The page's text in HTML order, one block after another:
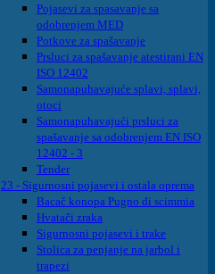
Pojasevi za spasavanje sa
odobrenjem MED
Potkove za spašavanje
Prsluci za spašavanje atestirani EN
ISO 12402
Samonapuhavajuće splavi, splavi,
otoci
Samonapuhavajući prsluci za
spašavanje sa odobrenjem EN ISO
12402 - 3
Tender
23 - Sigurnosni pojasevi i ostala oprema
Bacač konopa Pugno di scimmia
Hvatači zraka
Sigurnosni pojasevi i trake
Stolica za penjanje na jarbol i
trapezi